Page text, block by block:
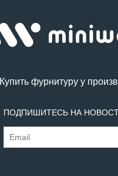
Купить фурнитуру у
ПОДПИШИТЕСЬ НА